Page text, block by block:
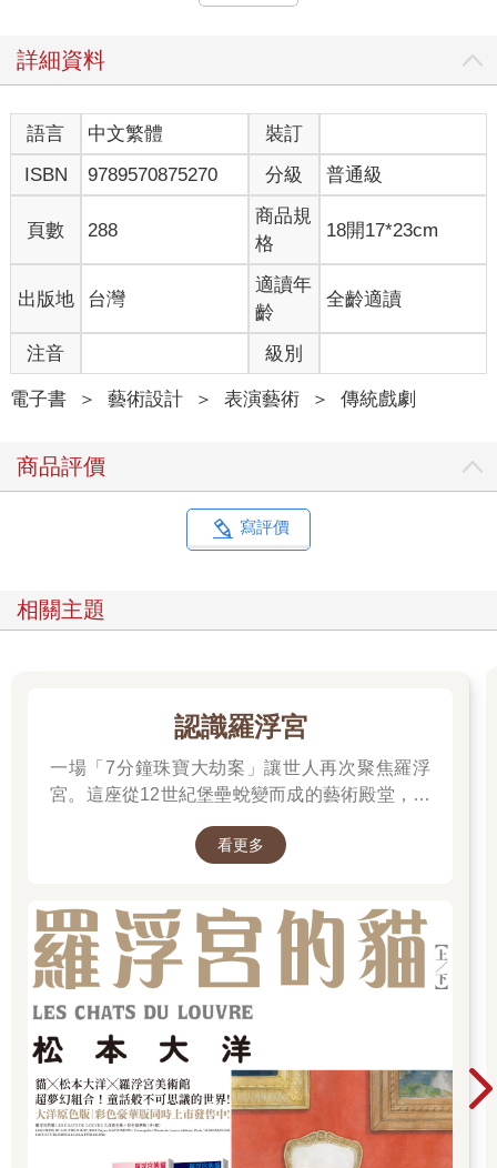
握，皮簧戲調門高，他怕唱不上去，俞振飛建議他先唱崑曲，因
前盛大演出。我隨家人去看的，恰巧就是〈遊園驚夢〉。從此我
調，卻深深印在我的記憶中，以致許多年後，一聽到這段音樂的
笙簫管笛悠然揚起，就不禁怦然心動。
第二次在上海再看崑曲，那要等到四十年後的事了。一九八七年
我重返上海，恰好趕上「上崑」演出《長生殿》的最後一場。
「上崑」剛排好《長生殿》三個多小時的版本，由蔡正仁、華文
漪分飾唐明皇與楊貴妃。戲一演完，我縱身起立，拍掌喝采，直
到其他觀眾都已散去，我仍痴立不捨離開。「上崑」表演固然精
彩，但最令我激動不已的是，我看到了崑曲──這項中國最精美、
最雅致的傳統戲劇藝術，竟然在遭罹過「文革」這場大浩劫後，
還能浴火重生，在舞臺上大放光芒。當時那一種感動，非比尋
常，我感到經歷一場母體文化的重新洗禮，民族精神文明的再次
皈依。大唐盛世，天寶興亡，一時呈現眼前。文學上的聯想也一
絕期」。等到樂隊吹奏起〈春江花月夜〉的時刻，真是到了令人
「情何以堪」的地步。
從前看《紅樓夢》，元妃省親，點了四齣戲：〈家宴〉、〈乞
巧〉、〈仙緣〉、〈離魂〉，後來發覺原來這些都是崑曲，而且
之時，上自王卿貴族如賈府，下至市井小民，對崑曲的熱愛，由
了每年蘇州虎丘山中秋夜曲會大比賽的盛況，與會者上千，采聲
雷動，熱鬧非凡。當時崑曲清唱是個全民運動，大概跟我們現在
臺灣唱卡拉OK一樣盛行，可見得中國人也曾是一個愛音樂愛唱歌
的民族。由明萬曆到清乾嘉之間，崑曲獨霸中國劇壇，足足興盛
又因為數甚眾的上層文人投入劇作，將崑曲提升為「雅部」，成
為雅俗共賞的一種精緻藝術。與元雜劇不同，明清傳奇的作者倒
《續琵琶》，可見得當時士大夫階級寫劇本還是一件雅事。明清
的傳奇作家有七百餘人，作品近兩千種，存下來的也有六百多，
數量相當驚人，其中名著如《牡丹亭》、《長生殿》、《桃花
扇》等早已成為文學經典。但令人驚訝不解的是，崑曲曾經深入
民間，影響我國文化如此之巨，這樣精美的表演藝術，到了民國
初年竟然沒落得幾乎失傳成為絕響，職業演出只靠了數十位「崑
曲傳習所」傳字輩藝人在苦撐，抗戰一來，那些藝人流離失所，
崑曲也就基本上從舞臺消失。戰後梅蘭芳在上海那次盛大崑曲演
出，不過是靈光一現。
南京在明清時代也曾是崑曲的重鎮。《儒林外史》第三十回寫風
流名士杜慎卿在南京名勝地莫愁湖舉辦唱曲比賽大會，竟有一百
詳細資料
語言 中文繁體
裝訂
ISBN
9789570875270 分級 普通級
頁數 288
商品規
格
18開17*23cm
出版地 台灣
適讀年
齡
全齡適讀
注音 級別
電子書 ＞ 藝術設計 ＞ 表演藝術 ＞ 傳統戲劇
商品評價
寫評價
相關主題
認識羅浮宮
一場「7分鐘珠寶大劫案」讓世人再次聚焦羅浮
宮。這座從12世紀堡壘蛻變而成的藝術殿堂，收
一起深入探尋羅浮宮八百年的歷史、珍藏的秘密
看更多